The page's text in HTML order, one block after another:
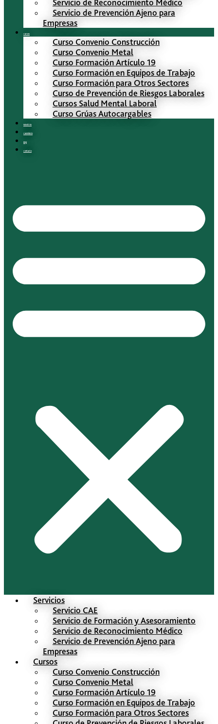
Servicio de Reconocimiento Médico
Servicio de Prevención Ajeno para
Empresas
Cursos
Curso Convenio Construcción
Curso Convenio Metal
Curso Formación Artículo 19
Curso Formación en Equipos de Trabajo
Curso Formación para Otros Sectores
Curso de Prevención de Riesgos Laborales
Cursos Salud Mental Laboral
Curso Grúas Autocargables
Nosotros
Calendario
Blog
Contacto
Servicios
Servicio CAE
Servicio de Formación y Asesoramiento
Servicio de Reconocimiento Médico
Servicio de Prevención Ajeno para
Empresas
Cursos
Curso Convenio Construcción
Curso Convenio Metal
Curso Formación Artículo 19
Curso Formación en Equipos de Trabajo
Curso Formación para Otros Sectores